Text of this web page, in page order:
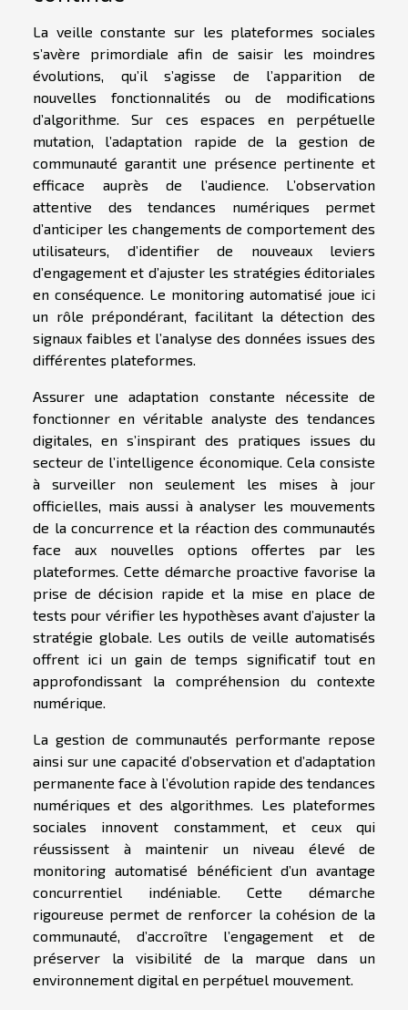
La veille constante sur les plateformes sociales
s’avère primordiale afin de saisir les moindres
évolutions, qu’il s’agisse de l’apparition de
nouvelles fonctionnalités ou de modifications
d’algorithme. Sur ces espaces en perpétuelle
mutation, l’adaptation rapide de la gestion de
communauté garantit une présence pertinente et
efficace auprès de l’audience. L’observation
attentive des tendances numériques permet
d’anticiper les changements de comportement des
utilisateurs, d’identifier de nouveaux leviers
d’engagement et d’ajuster les stratégies éditoriales
en conséquence. Le monitoring automatisé joue ici
un rôle prépondérant, facilitant la détection des
signaux faibles et l’analyse des données issues des
différentes plateformes.
Assurer une adaptation constante nécessite de
fonctionner en véritable analyste des tendances
digitales, en s’inspirant des pratiques issues du
secteur de l’intelligence économique. Cela consiste
à surveiller non seulement les mises à jour
officielles, mais aussi à analyser les mouvements
de la concurrence et la réaction des communautés
face aux nouvelles options offertes par les
plateformes. Cette démarche proactive favorise la
prise de décision rapide et la mise en place de
tests pour vérifier les hypothèses avant d’ajuster la
stratégie globale. Les outils de veille automatisés
offrent ici un gain de temps significatif tout en
approfondissant la compréhension du contexte
numérique.
La gestion de communautés performante repose
ainsi sur une capacité d’observation et d’adaptation
permanente face à l’évolution rapide des tendances
numériques et des algorithmes. Les plateformes
sociales innovent constamment, et ceux qui
réussissent à maintenir un niveau élevé de
monitoring automatisé bénéficient d’un avantage
concurrentiel indéniable. Cette démarche
rigoureuse permet de renforcer la cohésion de la
communauté, d’accroître l’engagement et de
préserver la visibilité de la marque dans un
environnement digital en perpétuel mouvement.